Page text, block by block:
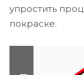
упростить
покраске.